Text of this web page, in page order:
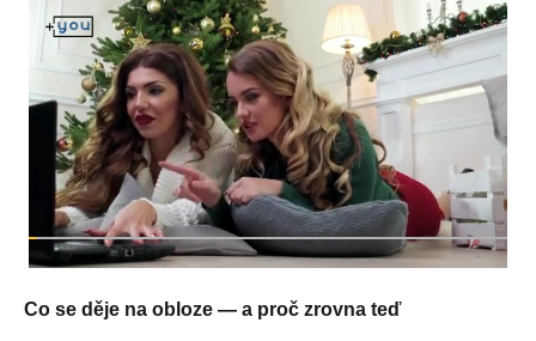
Co se děje na obloze — a proč zrovna teď